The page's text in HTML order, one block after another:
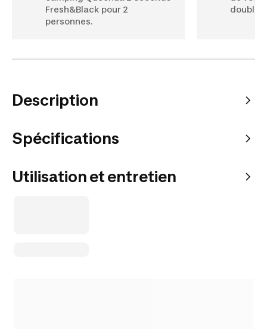
Fresh&Black pour 2
personnes.
double-
Description
Spécifications
Utilisation et entretien